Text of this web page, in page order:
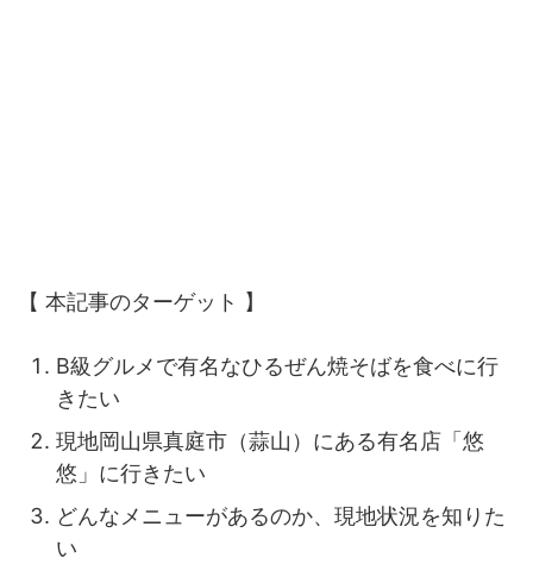
【 本記事のターゲット 】
B級グルメで有名なひるぜん焼そばを食べに行
きたい
現地岡山県真庭市（蒜山）にある有名店「悠
悠」に行きたい
どんなメニューがあるのか、現地状況を知りた
い